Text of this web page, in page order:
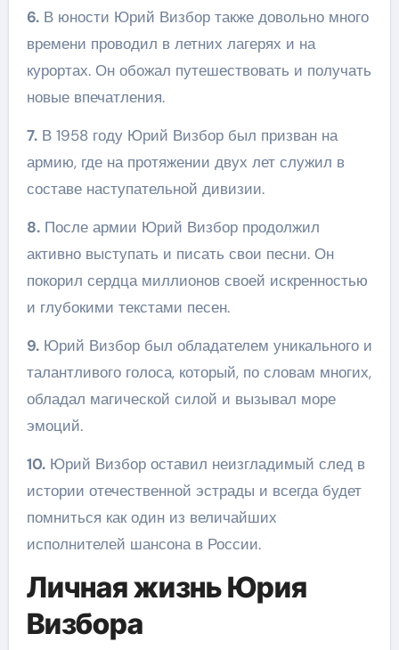
6.В юности Юрий Визбор также довольно много
времени проводил в летних лагерях и на
курортах. Он обожал путешествовать и получать
новые впечатления.
7.В 1958 году Юрий Визбор был призван на
армию, где на протяжении двух лет служил в
составе наступательной дивизии.
8.После армии Юрий Визбор продолжил
активно выступать и писать свои песни. Он
покорил сердца миллионов своей искренностью
и глубокими текстами песен.
9.Юрий Визбор был обладателем уникального и
талантливого голоса, который, по словам многих,
обладал магической силой и вызывал море
эмоций.
10.Юрий Визбор оставил неизгладимый след в
истории отечественной эстрады и всегда будет
помниться как один из величайших
исполнителей шансона в России.
Личная жизнь Юрия
Визбора